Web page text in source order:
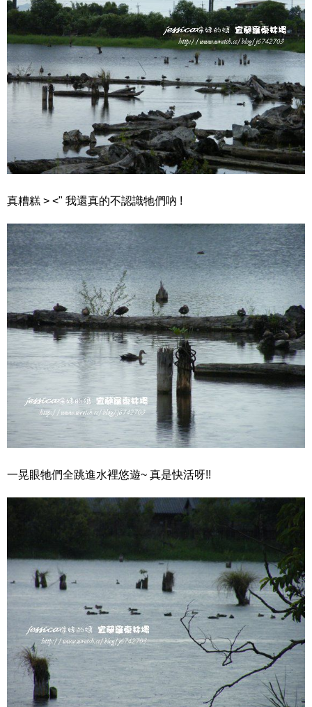
真糟糕 > <" 我還真的不認識牠們吶 !
一晃眼牠們全跳進水裡悠遊~ 真是快活呀!!